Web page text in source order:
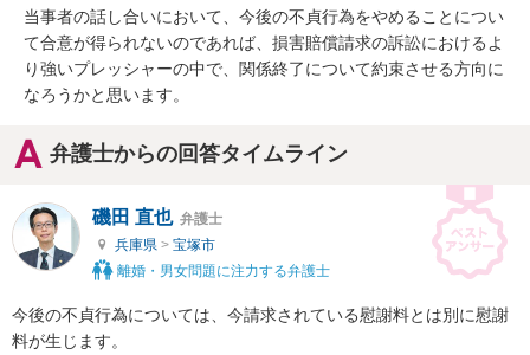
当事者の話し合いにおいて、今後の不貞行為をやめることについ
て合意が得られないのであれば、損害賠償請求の訴訟におけるよ
り強いプレッシャーの中で、関係終了について約束させる方向に
なろうかと思います。
弁護士からの回答タイムライン
磯田 直也 弁護士
兵庫県 > 宝塚市
離婚・男女問題に注力する弁護士
今後の不貞行為については、今請求されている慰謝料とは別に慰謝
料が生じます。